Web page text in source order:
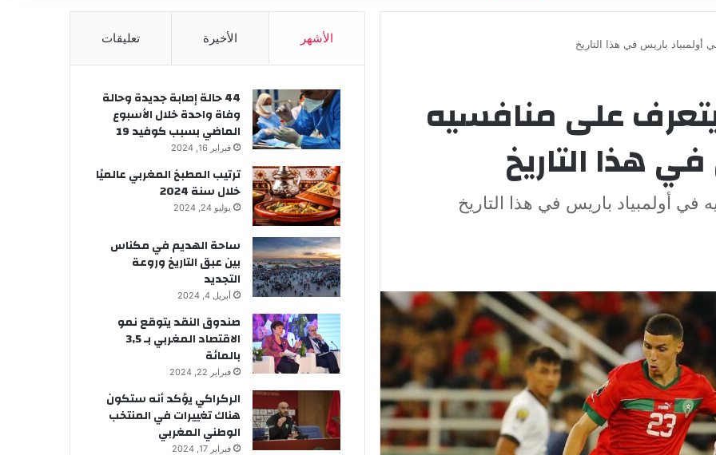
باريس في هذا التاريخ
على منافسيه
هذا التاريخ
في أولمبياد باريس في هذا التاريخ
الأشهر الأخيرة تعليقات
44 حالة إصابة جديدة وحالة
وفاة واحدة خلال الأسبوع
الماضي بسبب كوفيد 19
فبراير 16, 2024
ترتيب المطبخ المغربي عالميًا
خلال سنة 2024
يوليو 24, 2024
ساحة الهديم في مكناس
بين عبق التاريخ وروعة
التجديد
أبريل 4, 2024
صندوق النقد يتوقع نمو
الاقتصاد المغربي بـ 3,5
بالمائة
فبراير 22, 2024
الركراكي يؤكد أنه ستكون
هناك تغييرات في المنتخب
الوطني المغربي
فبراير 17, 2024